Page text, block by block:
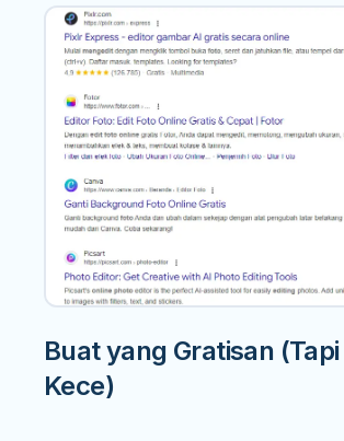
Buat yang Gratisan
Kece)